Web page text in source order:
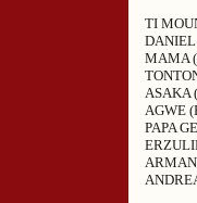
TI
MAMA
ASAKA
AGWE
PAPA